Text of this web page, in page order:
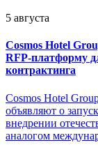
5 августа
Cosmos Hotel
RFP-платформу
контрактинга
Cosmos Hotel
объявляют о
внедрении
аналогом